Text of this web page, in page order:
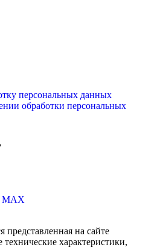
персональных данных
обработки персональных
MAX
на сайте
характеристики,